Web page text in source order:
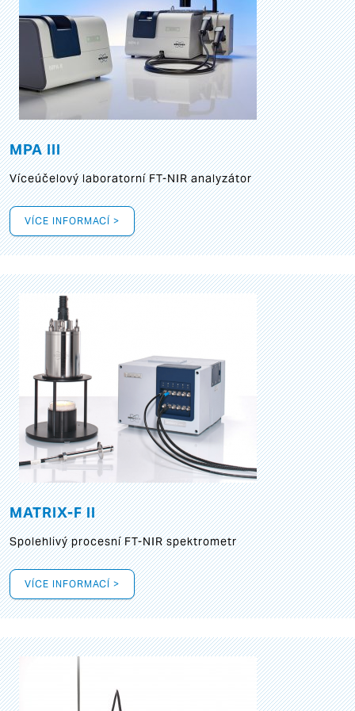
MPA III
Víceúčelový laboratorní FT-NIR analyzátor
VÍCE INFORMACÍ >
MATRIX-F II
Spolehlivý procesní FT-NIR spektrometr
VÍCE INFORMACÍ >